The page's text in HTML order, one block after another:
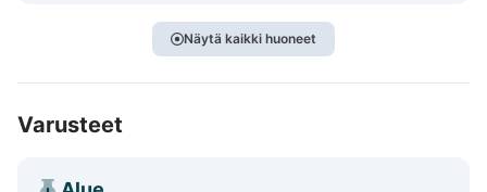
Näytä kaikki huoneet
Varusteet